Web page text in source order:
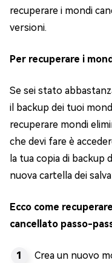
recuperare i mondi
versioni.
Per recuperare i
Se sei stato
il backup dei tuoi
recuperare mondi
che devi fare è
la tua copia di backup
nuova cartella dei
Ecco come
cancellato passo-
Crea un nuovo